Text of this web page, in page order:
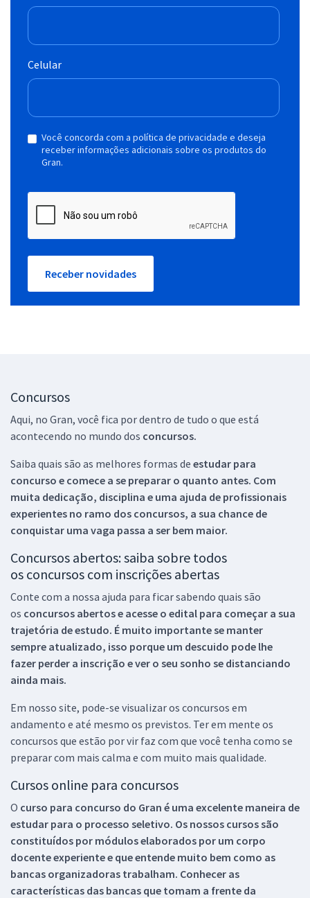
Celular
Você concorda com a política de privacidade e deseja
receber informações adicionais sobre os produtos do
Gran.
Receber novidades
Concursos
Aqui, no Gran, você fica por dentro de tudo o que está
acontecendo no mundo dos concursos.
Saiba quais são as melhores formas de estudar para
concurso e comece a se preparar o quanto antes. Com
muita dedicação, disciplina e uma ajuda de profissionais
experientes no ramo dos concursos, a sua chance de
conquistar uma vaga passa a ser bem maior.
Concursos abertos: saiba sobre todos
os concursos com inscrições abertas
Conte com a nossa ajuda para ficar sabendo quais são
os concursos abertos e acesse o edital para começar a sua
trajetória de estudo. É muito importante se manter
sempre atualizado, isso porque um descuido pode lhe
fazer perder a inscrição e ver o seu sonho se distanciando
ainda mais.
Em nosso site, pode-se visualizar os concursos em
andamento e até mesmo os previstos. Ter em mente os
concursos que estão por vir faz com que você tenha como se
preparar com mais calma e com muito mais qualidade.
Cursos online para concursos
O curso para concurso do Gran é uma excelente maneira de
estudar para o processo seletivo. Os nossos cursos são
constituídos por módulos elaborados por um corpo
docente experiente e que entende muito bem como as
bancas organizadoras trabalham. Conhecer as
características das bancas que tomam a frente da